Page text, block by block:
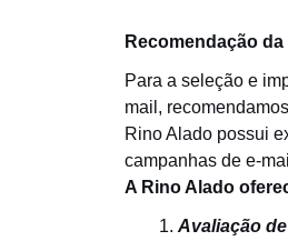
Recomendação
Para a seleção e
mail,
Rino Alado possui
campanhas de e-
A Rino Alado
Avaliação